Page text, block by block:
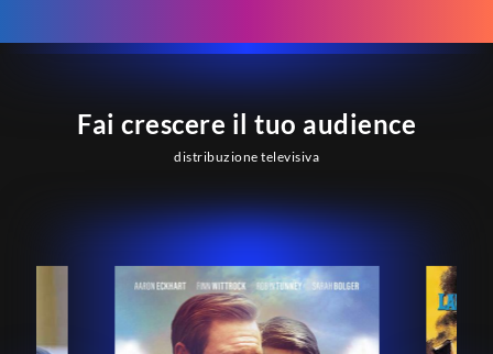
Fai crescere il tuo audience
distribuzione televisiva